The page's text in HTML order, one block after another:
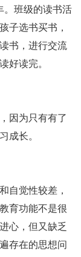
。班级的读书活
子选书买书，
书，进行交流
好读完。
因为只有有了
成长。
自觉性较差，
育功能不是很
心，但又缺乏
存在的思想问